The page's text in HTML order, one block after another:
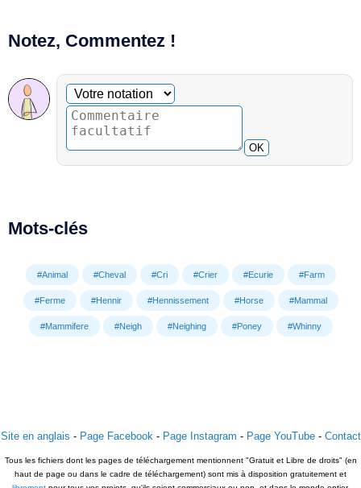
Notez, Commentez !
Commentaire facultatif
Votre notation
OK
Mots-clés
#Animal #Cheval #Cri #Crier #Ecurie #Farm
#Ferme #Hennir #Hennissement #Horse #Mammal
#Mammifere #Neigh #Neighing #Poney #Whinny
Site en anglais - Page Facebook - Page Instagram - Page YouTube- Contact
Tous les fichiers dont les pages de téléchargement mentionnent "Gratuit et Libre de droits" (en
haut de page ou dans le cadre de téléchargement) sont mis à disposition gratuitement et